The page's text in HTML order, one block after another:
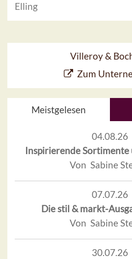
Elling
Villeroy &
Zum
Meistgelesen
04.08.26
Inspirierende Sortimente
Von Sabine
07.07.26
Die stil & markt-
Von Sabine
30.07.26